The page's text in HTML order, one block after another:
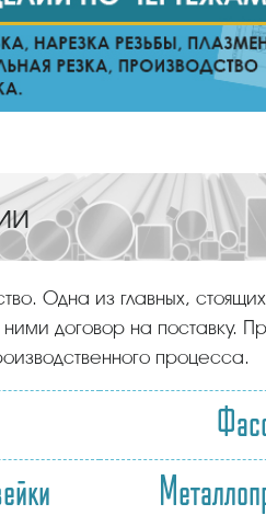
Одна из главных,
ними договор на поставку.
процесса.